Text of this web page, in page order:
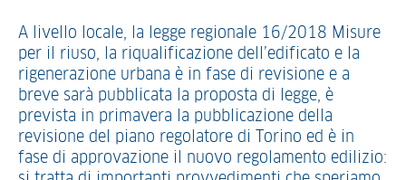
A livello locale, la legge regionale 16/2018 Misure
per il riuso, la riqualificazione dell’edificato e la
rigenerazione urbana è in fase di revisione e a
breve sarà pubblicata la proposta di legge, è
prevista in primavera la pubblicazione della
revisione del piano regolatore di Torino ed è in
fase di approvazione il nuovo regolamento edilizio: